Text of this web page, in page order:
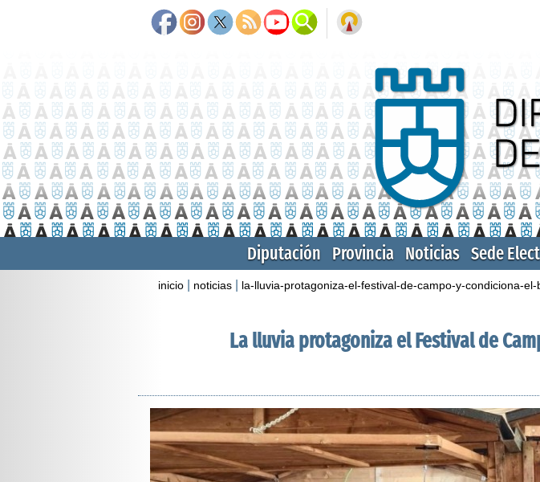
Diputación Provincia Noticias Sede
inicio noticias la-lluvia-protagoniza-el-festival-de-campo-y-condiciona-
La lluvia protagoniza el Festival de